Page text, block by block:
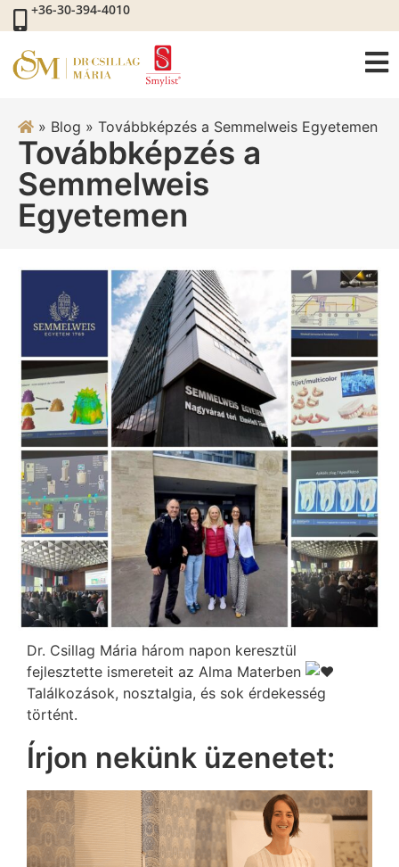
+36-30-394-4010
» Blog » Továbbképzés a Semmelweis Egyetemen
Továbbképzés a
Semmelweis
Egyetemen
Dr. Csillag Mária három napon keresztül
fejlesztette ismereteit az Alma Materben
Találkozások, nosztalgia, és sok érdekesség
történt.
Írjon nekünk üzenetet: